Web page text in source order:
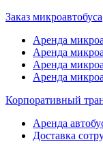
Заказ микроавтобуса
Аренда
Аренда
Аренда
Аренда
Корпоративный
Аренда
Доставка